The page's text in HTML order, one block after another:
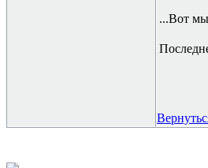
...Вот мы